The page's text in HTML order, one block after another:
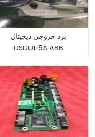
برد خروجی دیجیتال
DSDO115A ABB